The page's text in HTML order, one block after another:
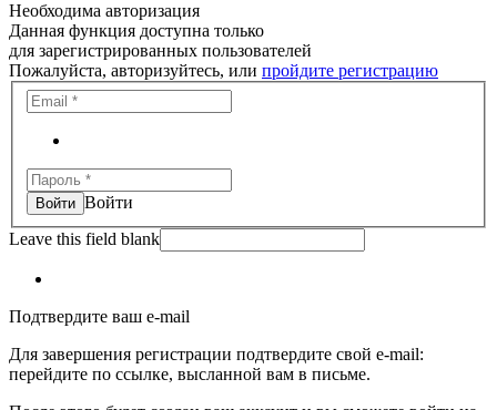
Необходима авторизация
Данная функция доступна только
для зарегистрированных пользователей
Пожалуйста, авторизуйтесь, или пройдите регистрацию
Войти
Leave this field blank
Подтвердите ваш e-mail
Для завершения регистрации подтвердите свой e-mail:
перейдите по ссылке, высланной вам в письме.